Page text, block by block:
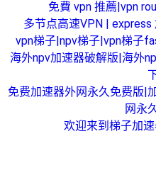
免費 vpn 推薦|vpn
多节点高速VPN |
vpn梯子|npv梯子|vpn梯子
海外npv加速器破解版|海外
免费加速器外网永久免费版|
网永
欢迎来到梯子加